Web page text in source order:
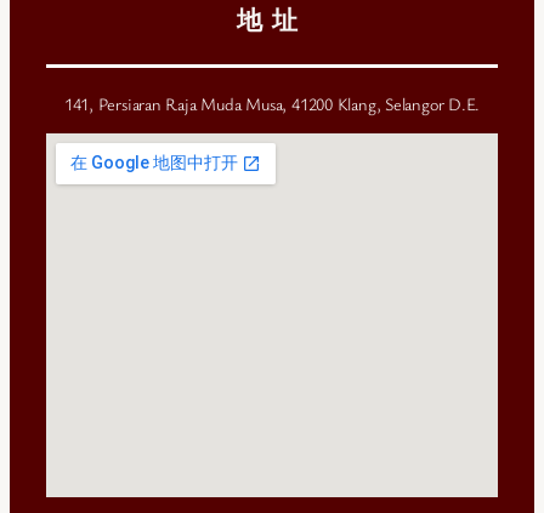
地址
141, Persiaran Raja Muda Musa, 41200 Klang, Selangor D.E.